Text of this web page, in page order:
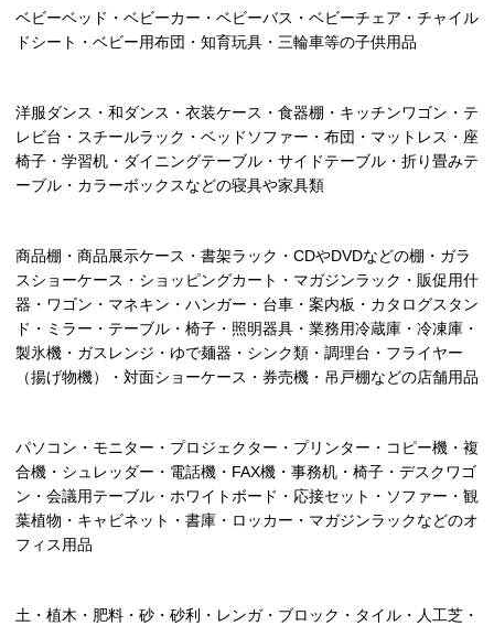
ベビーベッド・ベビーカー・ベビーバス・ベビーチェア・チャイル
ドシート・ベビー用布団・知育玩具・三輪車等の子供用品
洋服ダンス・和ダンス・衣装ケース・食器棚・キッチンワゴン・テ
レビ台・スチールラック・ベッドソファー・布団・マットレス・座
椅子・学習机・ダイニングテーブル・サイドテーブル・折り畳みテ
ーブル・カラーボックスなどの寝具や家具類
商品棚・商品展示ケース・書架ラック・CDやDVDなどの棚・ガラ
スショーケース・ショッピングカート・マガジンラック・販促用什
器・ワゴン・マネキン・ハンガー・台車・案内板・カタログスタン
ド・ミラー・テーブル・椅子・照明器具・業務用冷蔵庫・冷凍庫・
製氷機・ガスレンジ・ゆで麺器・シンク類・調理台・フライヤー
（揚げ物機）・対面ショーケース・券売機・吊戸棚などの店舗用品
パソコン・モニター・プロジェクター・プリンター・コピー機・複
合機・シュレッダー・電話機・FAX機・事務机・椅子・デスクワゴ
ン・会議用テーブル・ホワイトボード・応接セット・ソファー・観
葉植物・キャビネット・書庫・ロッカー・マガジンラックなどのオ
フィス用品
土・植木・肥料・砂・砂利・レンガ・ブロック・タイル・人工芝・